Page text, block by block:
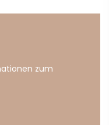
zum